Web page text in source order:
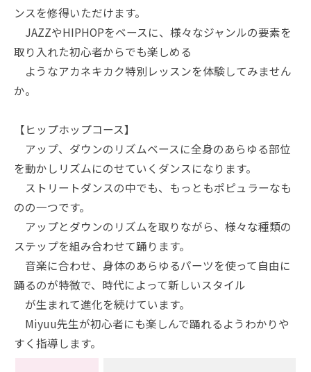
ンスを修得いただけます。
JAZZやHIPHOPをベースに、様々なジャンルの要素を
取り入れた初心者からでも楽しめる
ようなアカネキカク特別レッスンを体験してみません
か。
【ヒップホップコース】
アップ、ダウンのリズムベースに全身のあらゆる部位
を動かしリズムにのせていくダンスになります。
ストリートダンスの中でも、もっともポピュラーなも
のの一つです。
アップとダウンのリズムを取りながら、様々な種類の
ステップを組み合わせて踊ります。
音楽に合わせ、身体のあらゆるパーツを使って自由に
踊るのが特徴で、時代によって新しいスタイル
が生まれて進化を続けています。
Miyuu先生が初心者にも楽しんで踊れるようわかりや
すく指導します。